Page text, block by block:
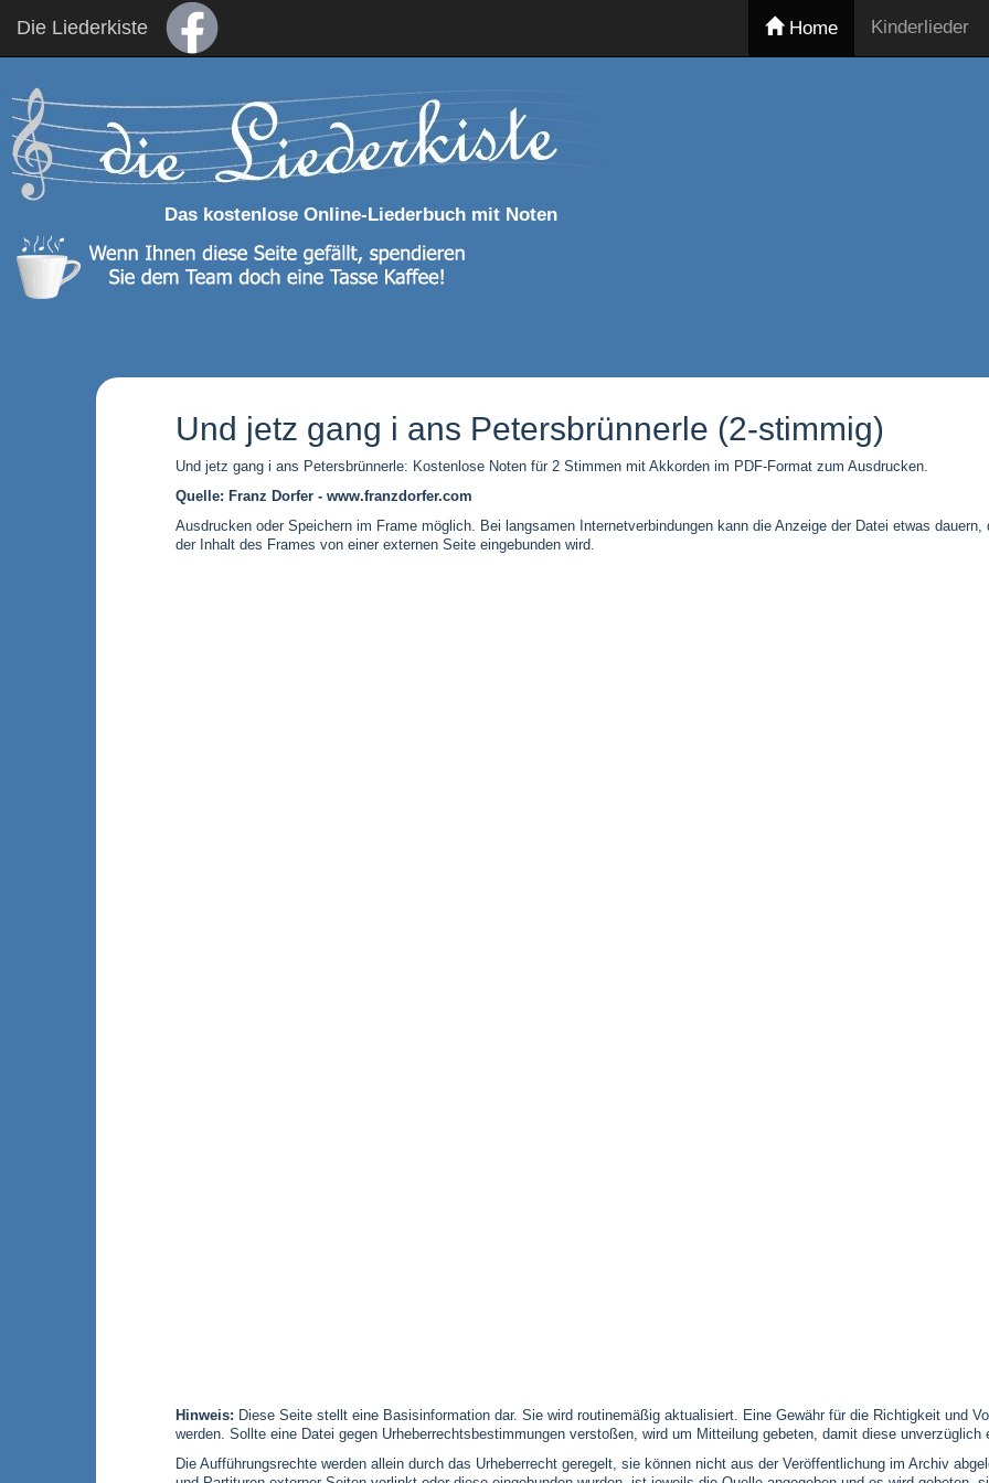
Die Liederkiste Home Kinderlieder
Das kostenlose Online-Liederbuch mit Noten
Und jetz gang i ans Petersbrünnerle (2-stimmig)
Und jetz gang i ans Petersbrünnerle: Kostenlose Noten für 2 Stimmen mit Akkorden im PDF-Format zum Ausdrucken.
Quelle: Franz Dorfer - www.franzdorfer.com
Ausdrucken oder Speichern im Frame möglich. Bei langsamen Internetverbindungen kann die Anzeige der Datei etwas dauern,
der Inhalt des Frames von einer externen Seite eingebunden wird.
Hinweis: Diese Seite stellt eine Basisinformation dar. Sie wird routinemäßig aktualisiert. Eine Gewähr für die Richtigkeit und
werden. Sollte eine Datei gegen Urheberrechtsbestimmungen verstoßen, wird um Mitteilung gebeten, damit diese unverzüglich
Die Aufführungsrechte werden allein durch das Urheberrecht geregelt, sie können nicht aus der Veröffentlichung im Archiv